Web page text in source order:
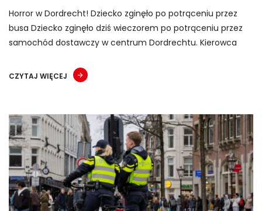
Horror w Dordrecht! Dziecko zginęło po potrąceniu przez
busa Dziecko zginęło dziś wieczorem po potrąceniu przez
samochód dostawczy w centrum Dordrechtu. Kierowca
CZYTAJ WIĘCEJ